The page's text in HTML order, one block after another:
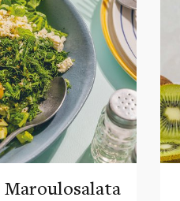
Maroulosalata